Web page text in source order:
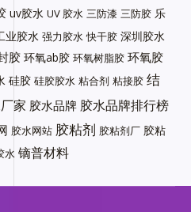
uv胶水 UV 胶水 三防漆 三防胶 乐
业胶水 强力胶水 快干胶 深圳胶水
胶 环氧ab胶 环氧树脂胶 环氧胶
硅胶 硅胶胶水 粘合剂 粘接胶 结
家 胶水品牌 胶水品牌排行榜
胶水网站 胶粘剂 胶粘剂厂 胶粘
水 镝普材料